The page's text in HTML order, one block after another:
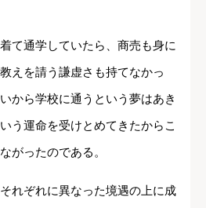
て通学していたら、商売も身に
えを請う謙虚さも持てなかっ
から学校に通うという夢はあき
う運命を受けとめてきたからこ
がったのである。
れぞれに異なった境遇の上に成